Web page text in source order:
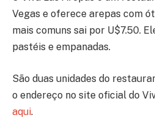
Vegas e oferece arepas com
mais comuns sai por U$7.50.
pastéis e empanadas.
São duas unidades do
o endereço no site oficial do
aqui.